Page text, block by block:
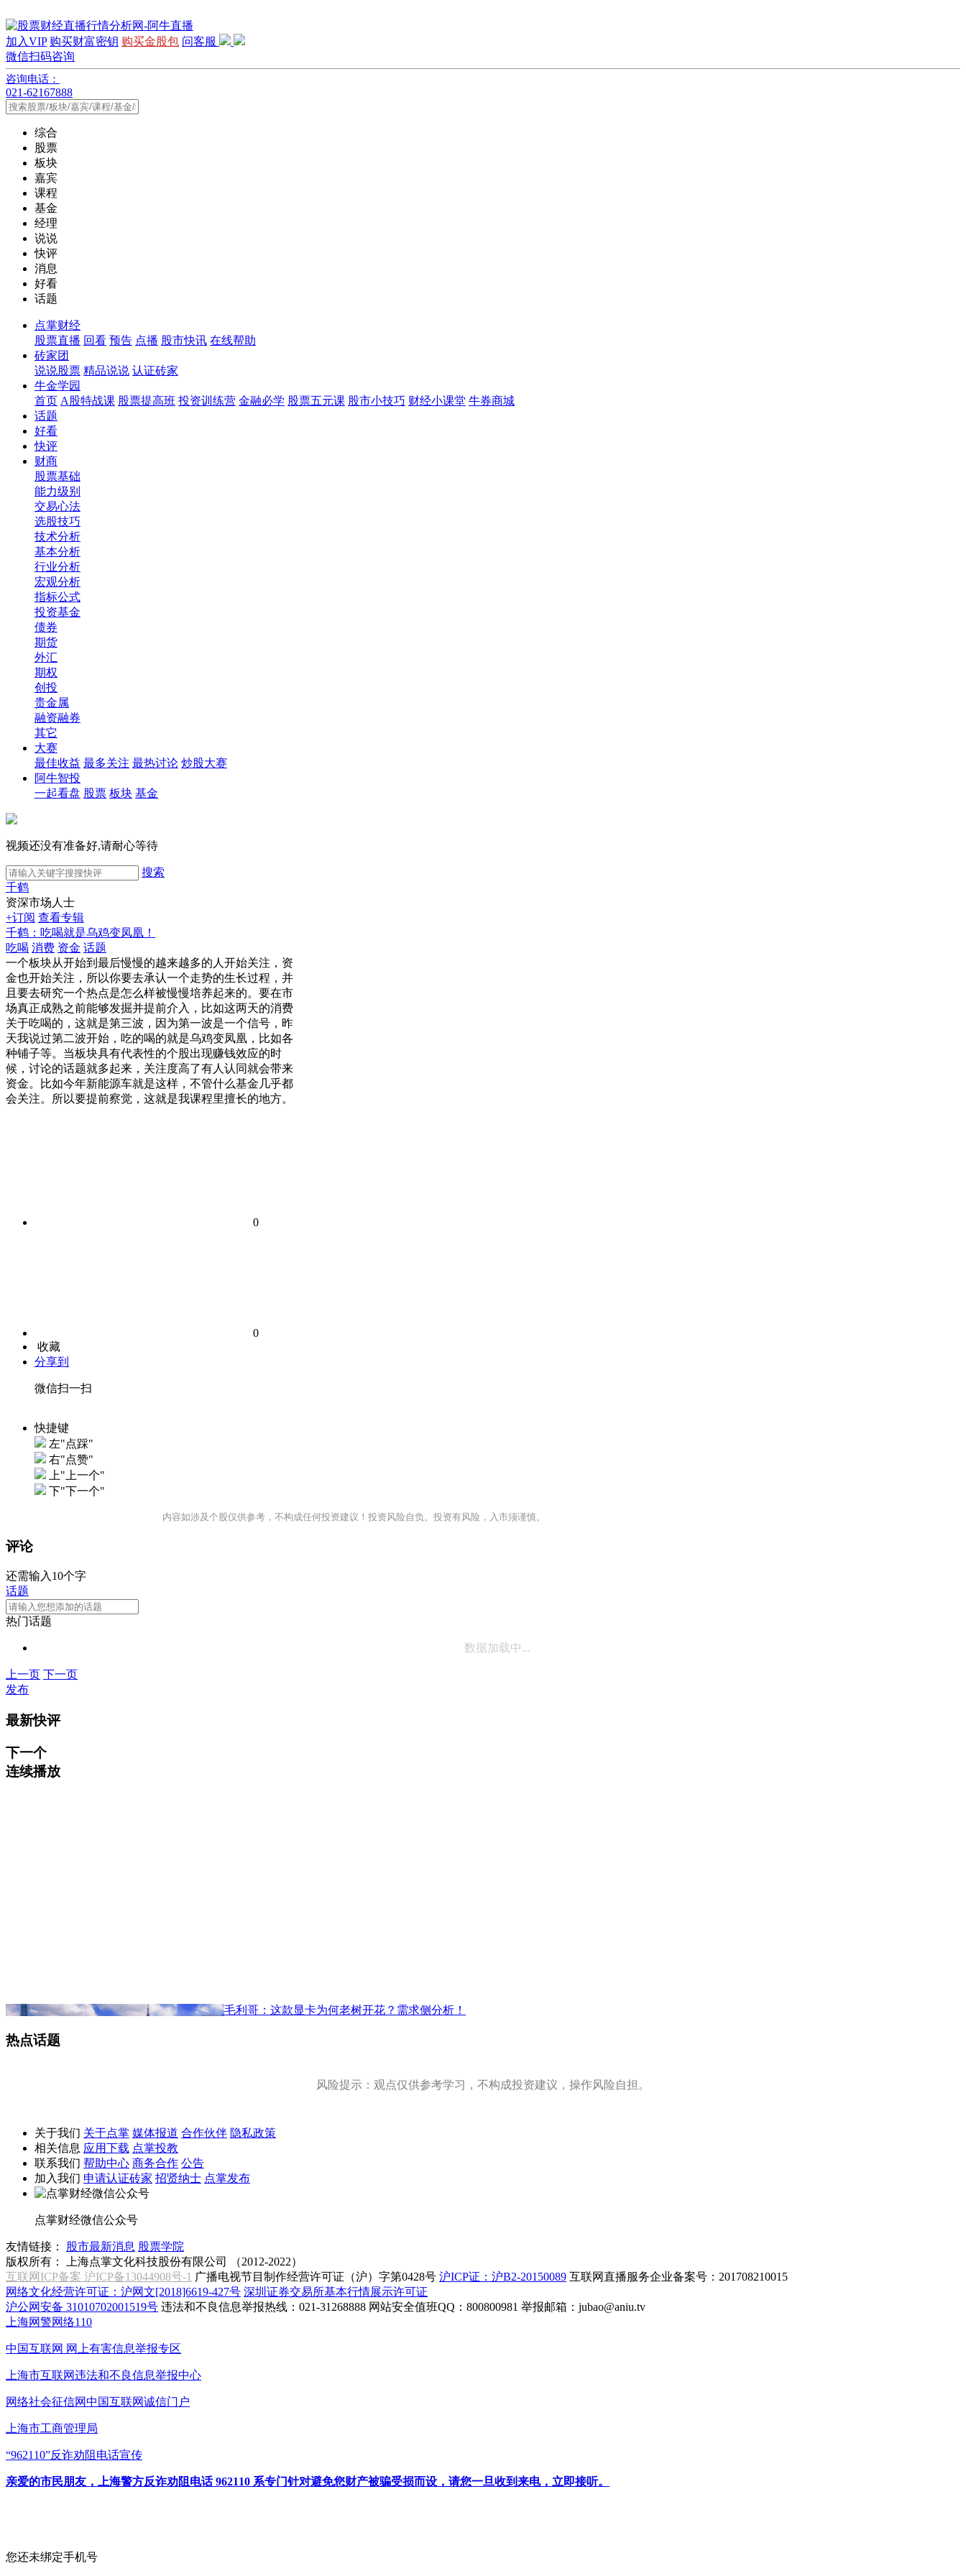
加入VIP 购买财富密钥 购买金股包 问客服
微信扫码咨询
咨询电话：
021-62167888
综合
股票
板块
嘉宾
课程
基金
经理
说说
快评
消息
好看
话题
点掌财经
股票直播 回看 预告 点播 股市快讯 在线帮助
砖家团
说说股票 精品说说 认证砖家
牛金学园
首页 A股特战课 股票提高班 投资训练营 金融必学 股票五元课 股市小技巧 财经小课堂 牛券商城
话题
好看
快评
财商
股票基础
能力级别
交易心法
选股技巧
技术分析
基本分析
行业分析
宏观分析
指标公式
投资基金
债券
期货
外汇
期权
创投
贵金属
融资融券
其它
大赛
最佳收益 最多关注 最热讨论 炒股大赛
阿牛智投
一起看盘 股票 板块 基金
视频还没有准备好,请耐心等待
搜索
千鹤
资深市场人士
+订阅 查看专辑
千鹤：吃喝就是乌鸡变凤凰！
吃喝 消费 资金 话题
一个板块从开始到最后慢慢的越来越多的人开始关注，资
金也开始关注，所以你要去承认一个走势的生长过程，并
且要去研究一个热点是怎么样被慢慢培养起来的。要在市
场真正成熟之前能够发掘并提前介入，比如这两天的消费
关于吃喝的，这就是第三波，因为第一波是一个信号，昨
天我说过第二波开始，吃的喝的就是乌鸡变凤凰，比如各
种铺子等。当板块具有代表性的个股出现赚钱效应的时
候，讨论的话题就多起来，关注度高了有人认同就会带来
资金。比如今年新能源车就是这样，不管什么基金几乎都
会关注。所以要提前察觉，这就是我课程里擅长的地方。
0
0
收藏
分享到
微信扫一扫
快捷键
左"点踩"
右"点赞"
上"上一个"
下"下一个"
内容如涉及个股仅供参考，不构成任何投资建议！投资风险自负。投资有风险，入市须谨慎。
评论
还需输入10个字
话题
热门话题
数据加载中...
上一页 下一页
发布
最新快评
下一个
连续播放
毛利哥：这款显卡为何老树开花？需求侧分析！
热点话题
风险提示：观点仅供参考学习，不构成投资建议，操作风险自担。
关于我们 关于点掌 媒体报道 合作伙伴 隐私政策
相关信息 应用下载 点掌投教
联系我们 帮助中心 商务合作 公告
加入我们 申请认证砖家 招贤纳士 点掌发布
点掌财经微信公众号
友情链接： 股市最新消息 股票学院
版权所有：
上海点掌文化科技股份有限公司 （2012-2022）
互联网ICP备案 沪ICP备13044908号-1 广播电视节目制作经营许可证（沪）字第0428号 沪ICP证：沪B2-20150089 互联网直播服务企业备案号：201708210015
网络文化经营许可证：沪网文[2018]6619-427号 深圳证券交易所基本行情展示许可证
沪公网安备 31010702001519号 违法和不良信息举报热线：021-31268888 网站安全值班QQ：800800981 举报邮箱： jubao@aniu.tv
上海网警网络110
中国互联网 网上有害信息举报专区
上海市互联网违法和不良信息举报中心
网络社会征信网中国互联网诚信门户
上海市工商管理局
“962110”反诈劝阻电话宣传
亲爱的市民朋友，上海警方反诈劝阻电话 962110 系专门针对避免您财产被骗受损而设，请您一旦收到来电，立即接听。
您还未绑定手机号